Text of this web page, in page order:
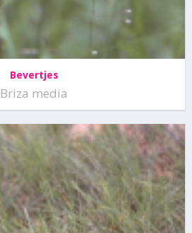
Bevertjes
Briza media